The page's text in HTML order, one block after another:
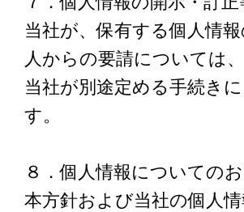
当社が、保有する個人情
人からの要請については、
当社が別途定める手続き
す。
８．個人情報についての
本方針および当社の個人